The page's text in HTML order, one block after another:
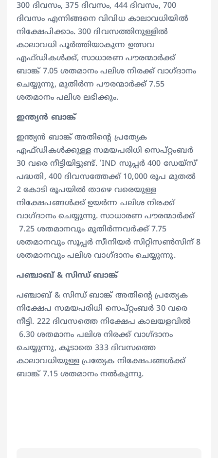
300 ദിവസം, 375 ദിവസം, 444 ദിവസം, 700
ദിവസം എന്നിങ്ങനെ വിവിധ കാലാവധിയിൽ
നിക്ഷേപിക്കാം. 300 ദിവസത്തിനുള്ളിൽ
കാലാവധി പൂർത്തിയാകുന്ന ഉത്സവ
എഫ്ഡികൾക്ക്, സാധാരണ പൗരന്മാർക്ക്
ബാങ്ക് 7.05 ശതമാനം പലിശ നിരക്ക് വാഗ്ദാനം
ചെയ്യുന്നു, മുതിർന്ന പൗരന്മാർക്ക് 7.55
ശതമാനം പലിശ ലഭിക്കും.
ഇന്ത്യൻ ബാങ്ക്
ഇന്ത്യൻ ബാങ്ക് അതിൻ്റെ പ്രത്യേക
എഫ്ഡികൾക്കുള്ള സമയപരിധി സെപ്റ്റംബർ
30 വരെ നീട്ടിയിട്ടുണ്ട്. ‘IND സൂപ്പർ 400 ഡേയ്സ്’
പദ്ധതി, 400 ദിവസത്തേക്ക് 10,000 രൂപ മുതൽ
2 കോടി രൂപയിൽ താഴെ വരെയുള്ള
നിക്ഷേപങ്ങൾക്ക് ഉയർന്ന പലിശ നിരക്ക്
വാഗ്ദാനം ചെയ്യുന്നു. സാധാരണ പൗരന്മാർക്ക്
7.25 ശതമാനവും മുതിർന്നവർക്ക് 7.75
ശതമാനവും സൂപ്പർ സീനിയർ സിറ്റിസൺസിന് 8
ശതമാനവും പലിശ വാഗ്ദാനം ചെയ്യുന്നു.
പഞ്ചാബ് & സിന്ധ് ബാങ്ക്
പഞ്ചാബ് & സിന്ധ് ബാങ്ക് അതിൻ്റെ പ്രത്യേക
നിക്ഷേപ സമയപരിധി സെപ്റ്റംബർ 30 വരെ
നീട്ടി. 222 ദിവസത്തെ നിക്ഷേപ കാലയളവിൽ
6.30 ശതമാനം പലിശ നിരക്ക് വാഗ്ദാനം
ചെയ്യുന്നു, കൂടാതെ 333 ദിവസത്തെ
കാലാവധിയുള്ള പ്രത്യേക നിക്ഷേപങ്ങൾക്ക്
ബാങ്ക് 7.15 ശതമാനം നൽകുന്നു.